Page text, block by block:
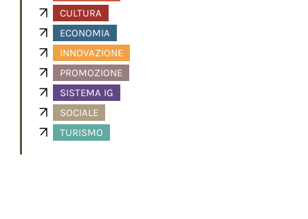
CULTURA
ECONOMIA
INNOVAZIONE
PROMOZIONE
SISTEMA IG
SOCIALE
TURISMO